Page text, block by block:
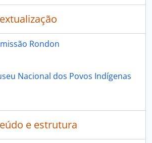
Rondon
Nacional dos Povos Indígenas
e estrutura